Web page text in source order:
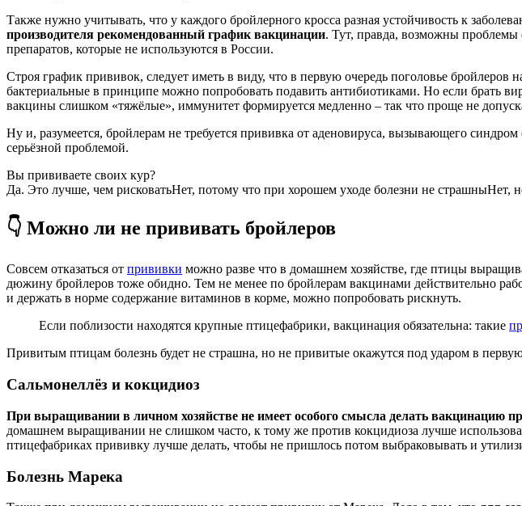
Также нужно учитывать, что у каждого бройлерного кросса разная устойчивость к
производителя рекомендованный график вакцинации. Тут, правда, возможны проблемы
препаратов, которые не используются в России.
Строя график прививок, следует иметь в виду, что в первую очередь поголовье
бактериальные в принципе можно попробовать подавить антибиотиками. Но если брать
вакцины слишком «тяжёлые», иммунитет формируется медленно – так что проще не
Ну и, разумеется, бройлерам не требуется прививка от аденовируса, вызывающего
серьёзной проблемой.
Вы прививаете своих кур?
Да. Это лучше, чем рисковатьНет, потому что при хорошем уходе болезни не страшныНет,
👇 Можно ли не прививать бройлеров
Совсем отказаться от прививки можно разве что в домашнем хозяйстве, где птицы
дюжину бройлеров тоже обидно. Тем не менее по бройлерам вакцинами действительно
и держать в норме содержание витаминов в корме, можно попробовать рискнуть.
Если поблизости находятся крупные птицефабрики, вакцинация обязательна: такие
Привитым птицам болезнь будет не страшна, но не привитые окажутся под ударом в
Сальмонеллёз и кокцидиоз
При выращивании в личном хозяйстве не имеет особого смысла делать вакцинацию
домашнем выращивании не слишком часто, к тому же против кокцидиоза лучше
птицефабриках прививку лучше делать, чтобы не пришлось потом выбраковывать и
Болезнь Марека